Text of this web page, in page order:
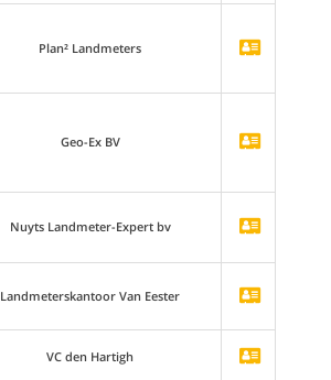
Plan² Landmeters
Geo-Ex BV
Nuyts Landmeter-Expert bv
Landmeterskantoor Van Eester
VC den Hartigh